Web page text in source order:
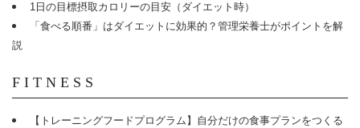
1日の目標摂取カロリーの目安（ダイエット時）
「食べる順番」はダイエットに効果的？管理栄養士がポイントを解
説
FITNESS
【トレーニングフードプログラム】自分だけの食事プランをつくる